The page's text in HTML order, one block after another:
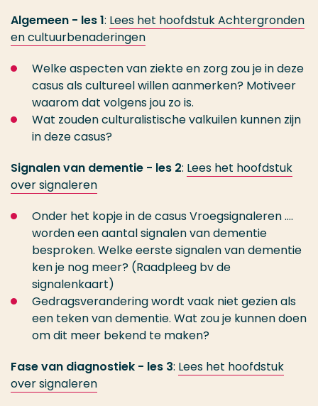
Algemeen - les 1: Lees het hoofdstuk Achtergronden
en cultuurbenaderingen
Welke aspecten van ziekte en zorg zou je in deze
casus als cultureel willen aanmerken? Motiveer
waarom dat volgens jou zo is.
Wat zouden culturalistische valkuilen kunnen zijn
in deze casus?
Signalen van dementie - les 2: Lees het hoofdstuk
over signaleren
Onder het kopje in de casus Vroegsignaleren ….
worden een aantal signalen van dementie
besproken. Welke eerste signalen van dementie
ken je nog meer? (Raadpleeg bv de
signalenkaart)
Gedragsverandering wordt vaak niet gezien als
een teken van dementie. Wat zou je kunnen doen
om dit meer bekend te maken?
Fase van diagnostiek - les 3: Lees het hoofdstuk
over signaleren